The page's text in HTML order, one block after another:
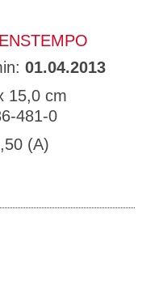
01.04.2013
15,0 cm
481-0
(A)